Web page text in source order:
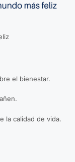
el bienestar.
la calidad de vida.